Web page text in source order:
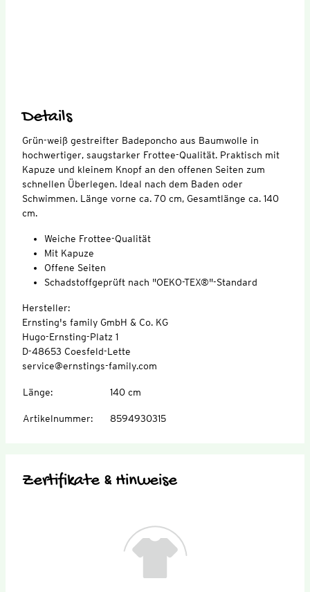
Details
Grün-weiß gestreifter Badeponcho aus Baumwolle in
hochwertiger, saugstarker Frottee-Qualität. Praktisch mit
Kapuze und kleinem Knopf an den offenen Seiten zum
schnellen Überlegen. Ideal nach dem Baden oder
Schwimmen. Länge vorne ca. 70 cm, Gesamtlänge ca. 140
cm.
Weiche Frottee-Qualität
Mit Kapuze
Offene Seiten
Schadstoffgeprüft nach "OEKO-TEX®"-Standard
Hersteller:
Ernsting's family GmbH & Co. KG
Hugo-Ernsting-Platz 1
D-48653 Coesfeld-Lette
service@ernstings-family.com
Länge: 140 cm
Artikelnummer: 8594930315
Zertifikate & Hinweise